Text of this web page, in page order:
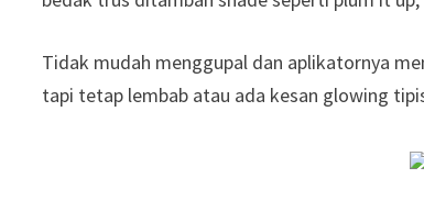
Tidak mudah menggupal dan aplikatornya
tapi tetap lembab atau ada kesan glowing